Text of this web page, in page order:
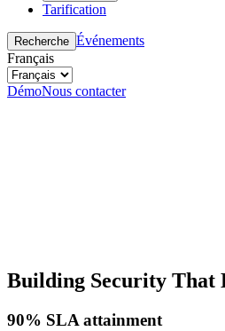
Tarification
Recherche Événements
Français
DémoNous contacter
Building Security That
90% SLA attainment